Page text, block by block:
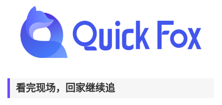
看完现场，回家继续追